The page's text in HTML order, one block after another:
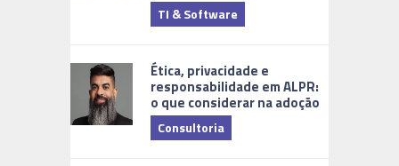
TI & Software
Ética, privacidade e
responsabilidade em ALPR:
o que considerar na adoção
Consultoria